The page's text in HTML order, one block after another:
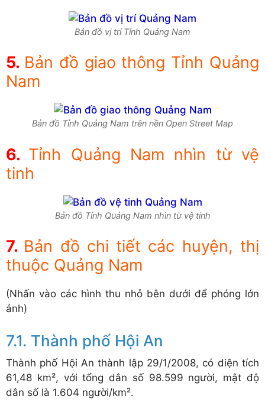
Bản đồ vị trí Tỉnh Quảng Nam
Bản đồ giao thông Tỉnh Quảng
Nam
Bản đồ Tỉnh Quảng Nam trên nền Open Street Map
Tỉnh Quảng Nam nhìn từ vệ
tinh
Bản đồ Tỉnh Quảng Nam nhìn từ vệ tinh
Bản đồ chi tiết các huyện, thị
thuộc Quảng Nam
(Nhấn vào các hình thu nhỏ bên dưới để phóng lớn
ảnh)
Thành phố Hội An
Thành phố Hội An thành lập 29/1/2008, có diện tích
61,48 km², với tổng dân số 98.599 người, mật độ
dân số là 1.604 người/km².